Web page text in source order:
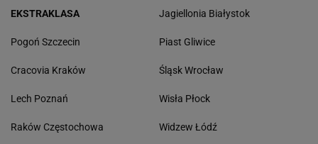
EKSTRAKLASA
Pogoń Szczecin
Cracovia Kraków
Lech Poznań
Raków Częstochowa
Jagiellonia Białystok
Piast Gliwice
Śląsk Wrocław
Wisła Płock
Widzew Łódź